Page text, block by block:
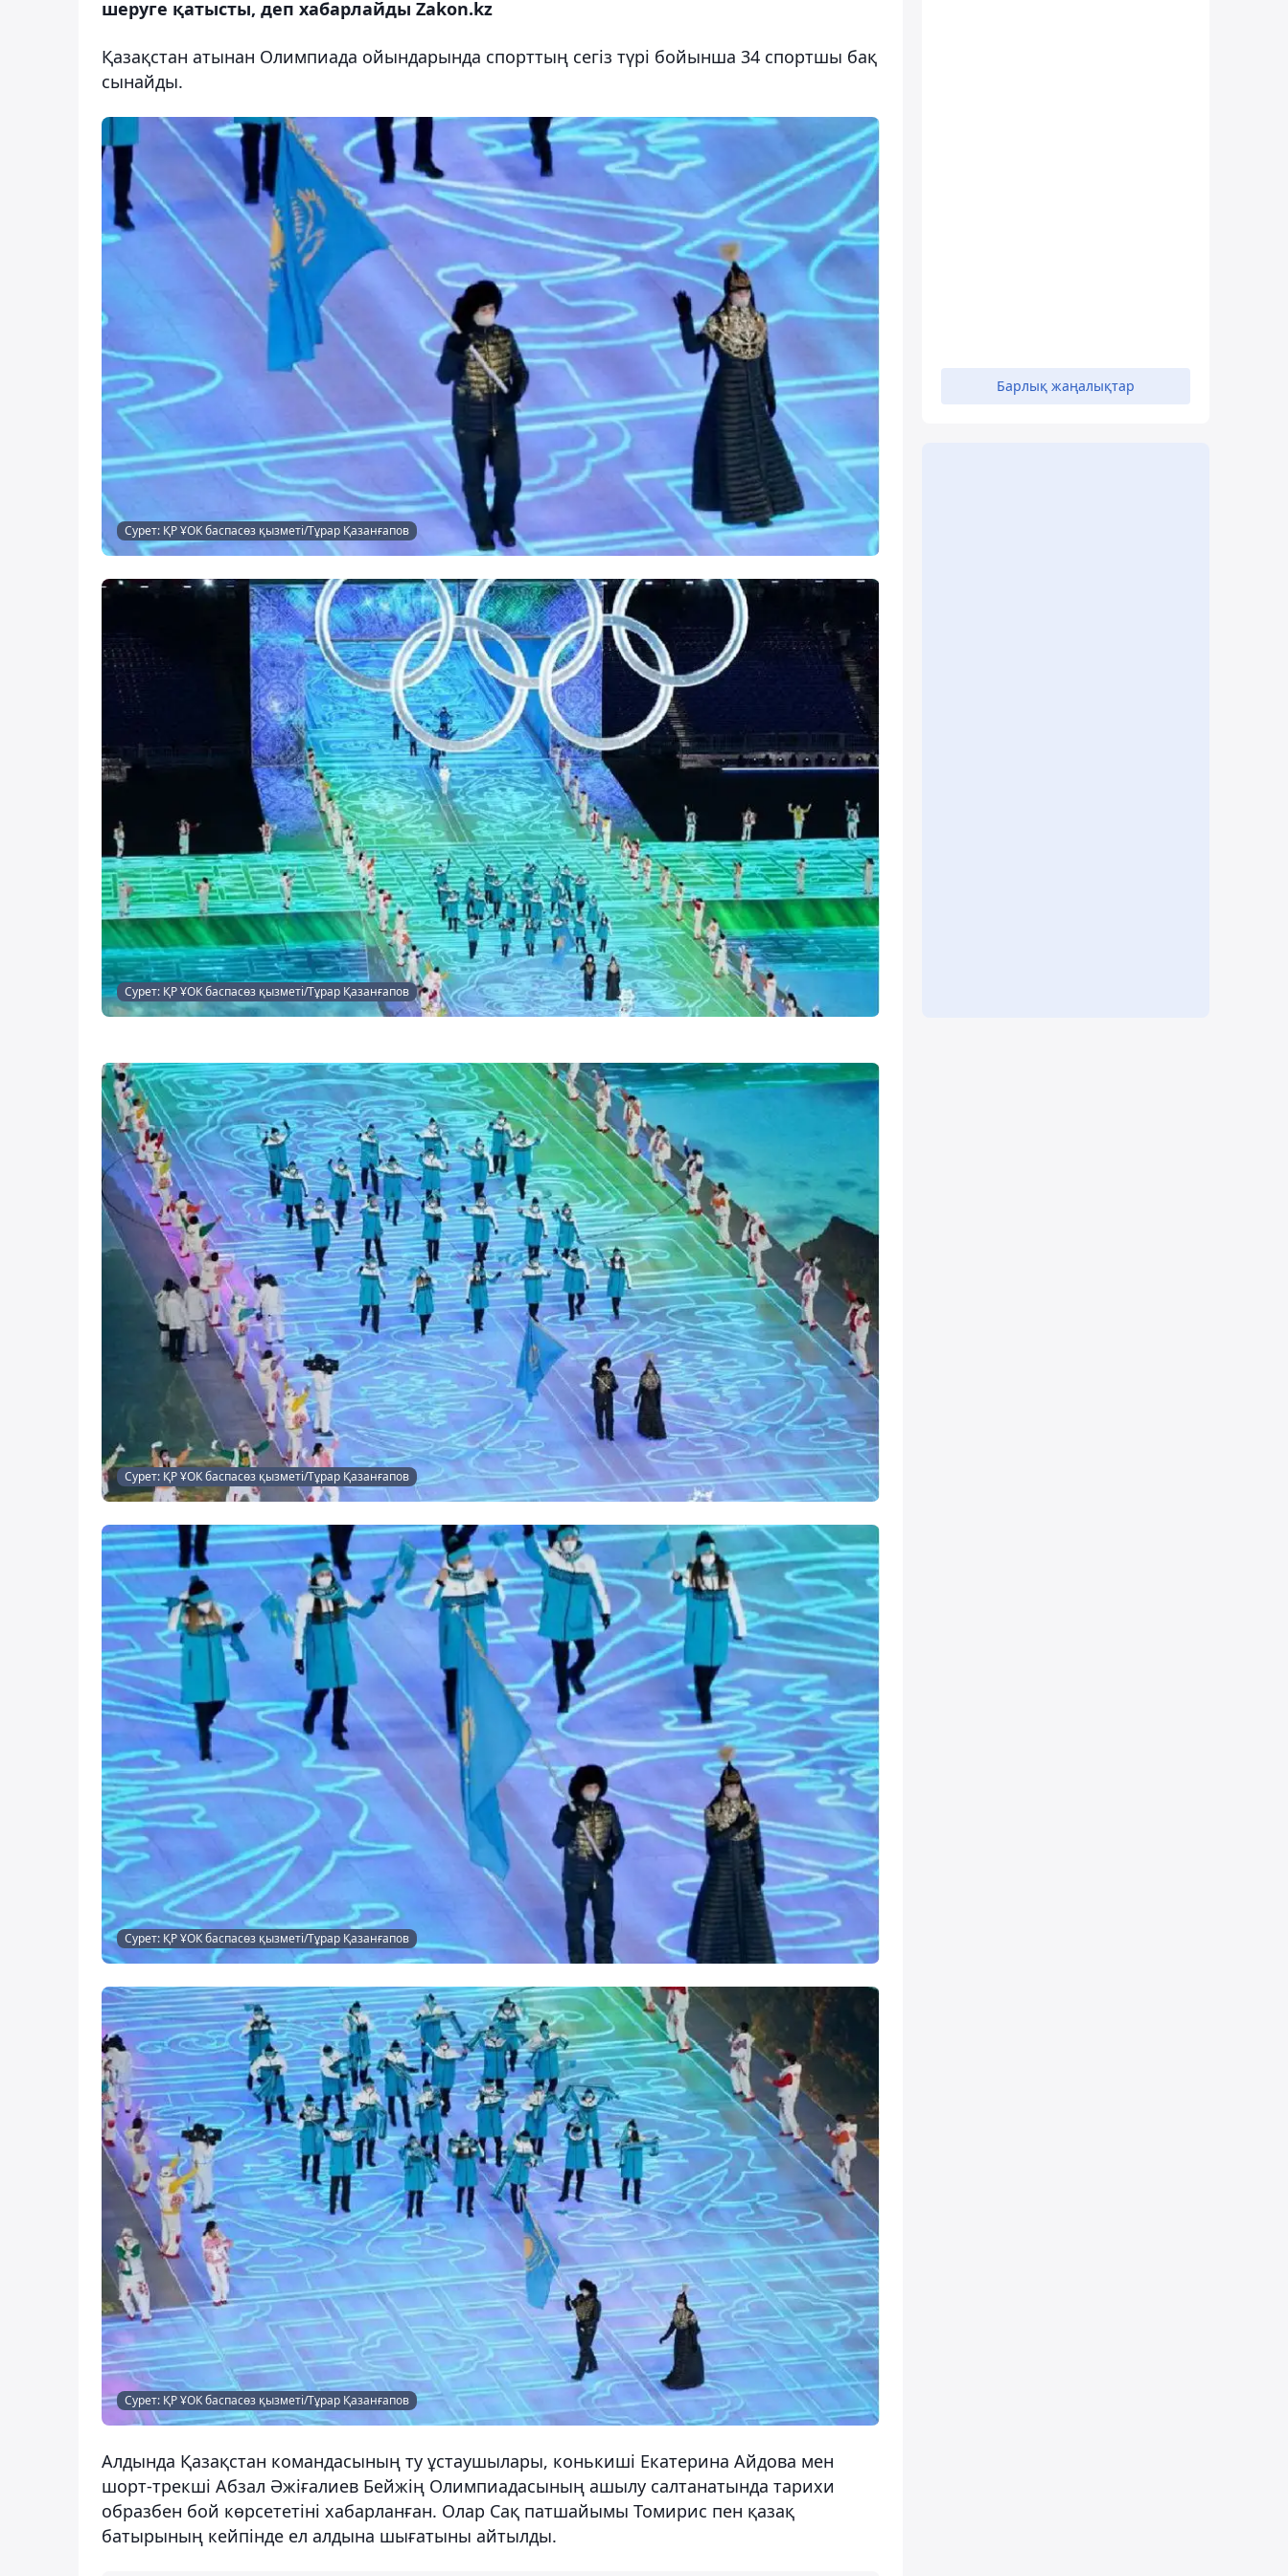
шеруге қатысты, деп хабарлайды Zakon.kz
Қазақстан атынан Олимпиада ойындарында спорттың сегіз түрі бойынша 34 спортшы бақ
сынайды.
Сурет: ҚР ҰОК баспасөз қызметі/Тұрар Қазанғапов
Сурет: ҚР ҰОК баспасөз қызметі/Тұрар Қазанғапов
Сурет: ҚР ҰОК баспасөз қызметі/Тұрар Қазанғапов
Сурет: ҚР ҰОК баспасөз қызметі/Тұрар Қазанғапов
Сурет: ҚР ҰОК баспасөз қызметі/Тұрар Қазанғапов
Алдында Қазақстан командасының ту ұстаушылары, конькиші Екатерина Айдова мен
шорт-трекші Абзал Әжіғалиев Бейжің Олимпиадасының ашылу салтанатында тарихи
образбен бой көрсететіні хабарланған. Олар Сақ патшайымы Томирис пен қазақ
батырының кейпінде ел алдына шығатыны айтылды.
Барлық жаңалықтар